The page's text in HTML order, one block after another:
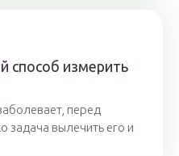
способ измерить
перед
задача вылечить его и